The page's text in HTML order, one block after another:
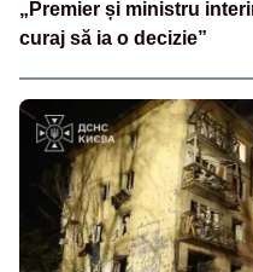
„Premier și ministru
curaj să ia o decizie”